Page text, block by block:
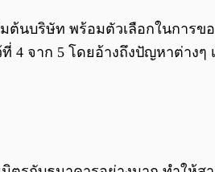
นบริษัท พร้อมตัวเลือกในการข
จาก 5 โดยอ้างถึงปัญหาต่าง